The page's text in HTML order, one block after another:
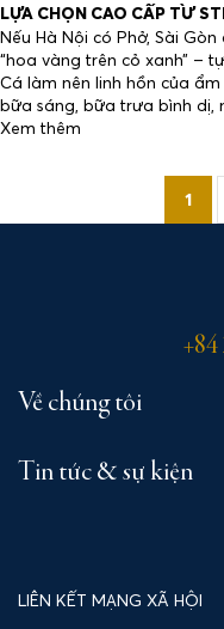
LÔ C1 ĐƯỜNG
LỰA CHỌN CAO CẤP TỪ
Nếu Hà Nội có Phở, Sài
“hoa vàng trên cỏ xanh” –
Cá làm nên linh hồn của
bữa sáng, bữa trưa bình
Xem thêm
1
+84
Về chúng tôi
Tin tức & sự kiện
LIÊN KẾT MẠNG XÃ HỘI